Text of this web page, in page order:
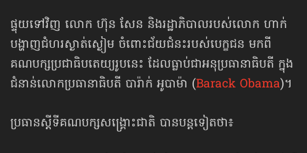
ផ្ទុយទៅវិញ លោក ហ៊ុន សែន និងរដ្ឋាភិបាលរបស់លោក ហាក់
បង្ហាញជំហរស្ងាត់ស្ងៀម ចំពោះជ័យជំនះរបស់បេក្ខជន មកពី
គណបក្សប្រជាធិបតេយ្យរូបនេះ ដែលធ្លាប់ជា​អនុប្រធានាធិបតី ក្នុង
ជំនាន់លោកប្រធានាធិបតី បារ៉ាក់ អូបាម៉ា (Barack Obama)។
ប្រធានស្ដីទីគណបក្សសង្គ្រោះជាតិ បានបន្តទៀតថា៖